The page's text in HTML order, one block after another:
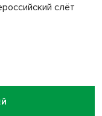
слёт